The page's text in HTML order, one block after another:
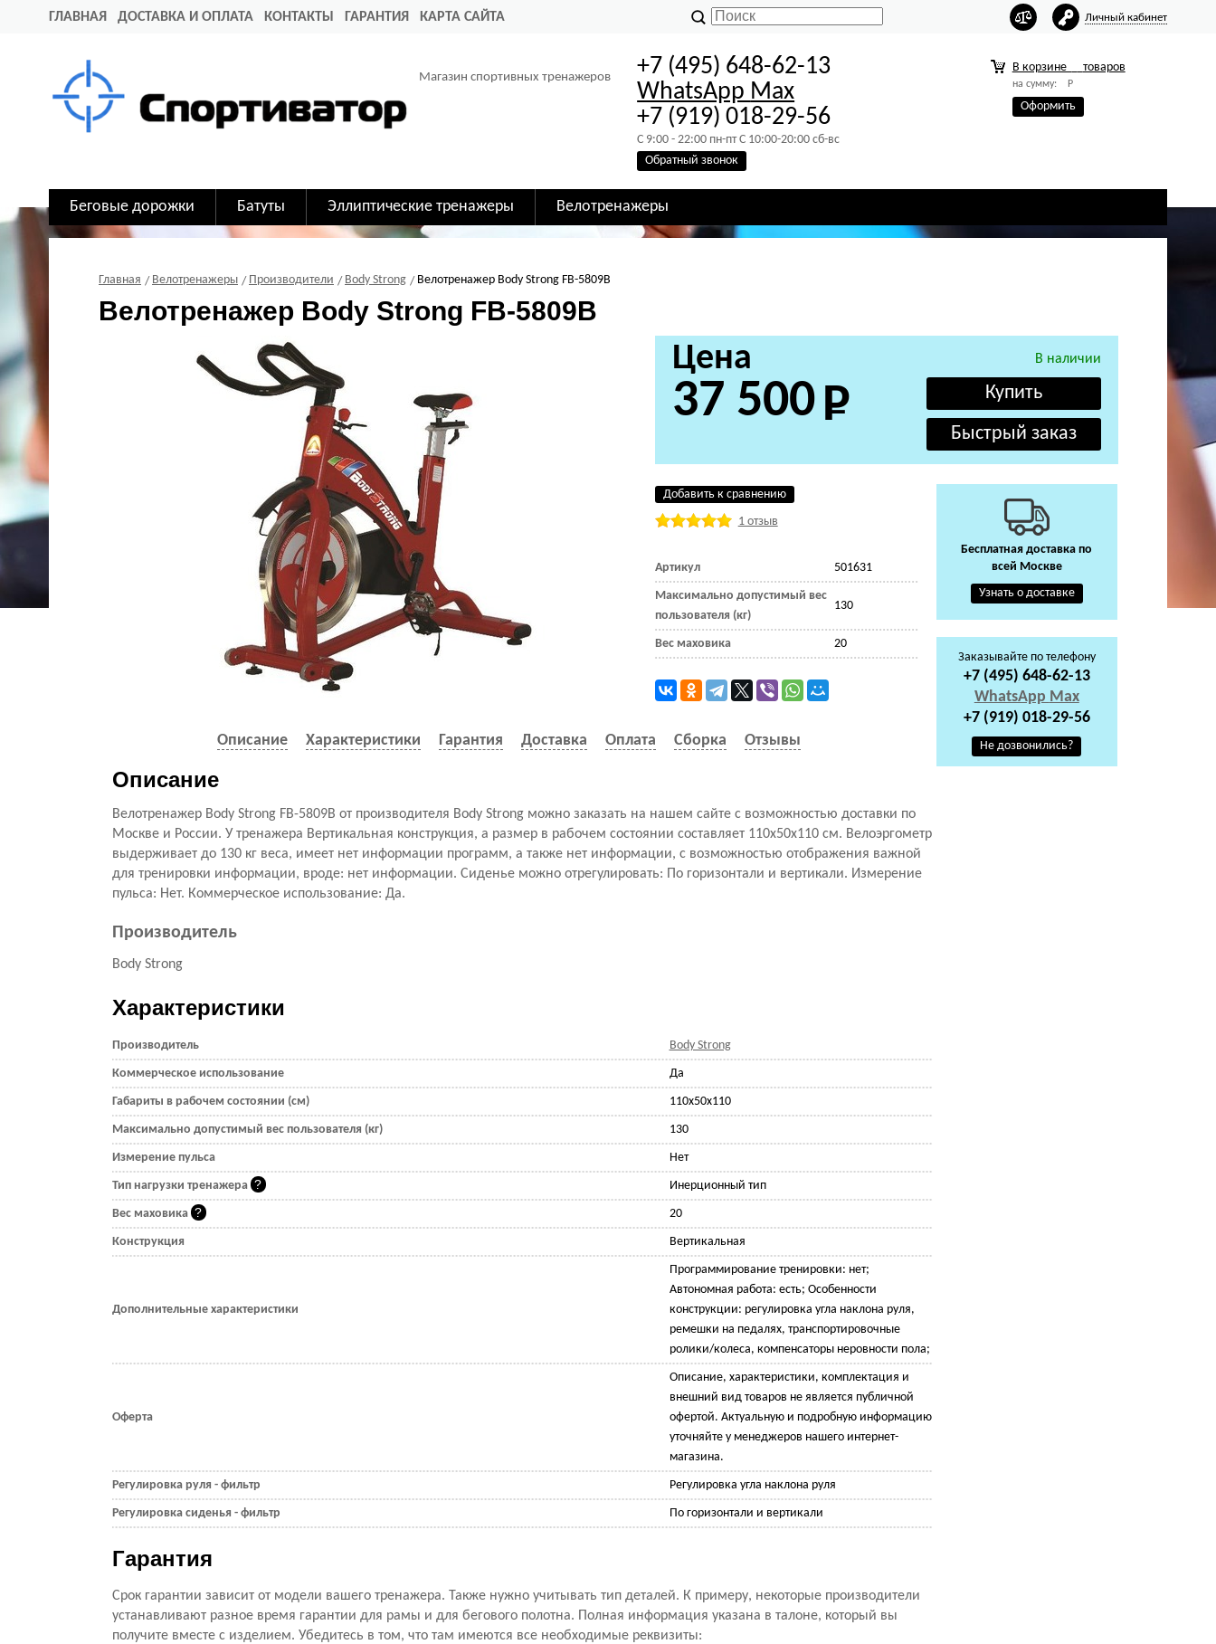
ГЛАВНАЯ ДОСТАВКА И ОПЛАТА КОНТАКТЫ ГАРАНТИЯ КАРТА САЙТА Личный кабинет
Магазин спортивных тренажеров
+7 (495) 648-62-13
WhatsApp Max
+7 (919) 018-29-56
C 9:00 - 22:00 пн-пт C 10:00-20:00 сб-вс
Обратный звонок
В корзине товаров
на сумму: Р
Оформить
Беговые дорожки Батуты Эллиптические тренажеры Велотренажеры
Главная Велотренажеры Производители Body Strong Велотренажер Body Strong FB-5809B
Велотренажер Body Strong FB-5809B
В наличии
Цена
37 500
Добавить к сравнению
1 отзыв
Артикул 501631
Максимально допустимый вес
пользователя (кг)
130
Вес маховика 20
Описание Характеристики Гарантия Доставка Оплата Сборка Отзывы
Описание
Велотренажер Body Strong FB-5809B от производителя Body Strong можно заказать на нашем сайте с возможностью доставки по
Москве и России. У тренажера Вертикальная конструкция, а размер в рабочем состоянии составляет 110x50x110 см. Велоэргометр
выдерживает до 130 кг веса, имеет нет информации программ, а также нет информации, с возможностью отображения важной
для тренировки информации, вроде: нет информации. Сиденье можно отрегулировать: По горизонтали и вертикали. Измерение
пульса: Нет. Коммерческое использование: Да.
Производитель
Body Strong
Характеристики
Производитель Body Strong
Коммерческое использование Да
Габариты в рабочем состоянии (см) 110x50x110
Максимально допустимый вес пользователя (кг) 130
Измерение пульса Нет
Тип нагрузки тренажера Инерционный тип
Вес маховика 20
Конструкция Вертикальная
Дополнительные характеристики
Программирование тренировки: нет;
Автономная работа: есть; Особенности
конструкции: регулировка угла наклона руля,
ремешки на педалях, транспортировочные
ролики/колеса, компенсаторы неровности пола;
Оферта
Описание, характеристики, комплектация и
внешний вид товаров не является публичной
офертой. Актуальную и подробную информацию
уточняйте у менеджеров нашего интернет-
магазина.
Регулировка руля - фильтр Регулировка угла наклона руля
Регулировка сиденья - фильтр По горизонтали и вертикали
Гарантия
Срок гарантии зависит от модели вашего тренажера. Также нужно учитывать тип деталей. К примеру, некоторые производители
устанавливают разное время гарантии для рамы и для бегового полотна. Полная информация указана в талоне, который вы
получите вместе с изделием. Убедитесь в том, что там имеются все необходимые реквизиты:
Бесплатная доставка по
всей Москве
Узнать о доставке
Заказывайте по телефону
+7 (495) 648-62-13
WhatsApp Max
+7 (919) 018-29-56
Не дозвонились?